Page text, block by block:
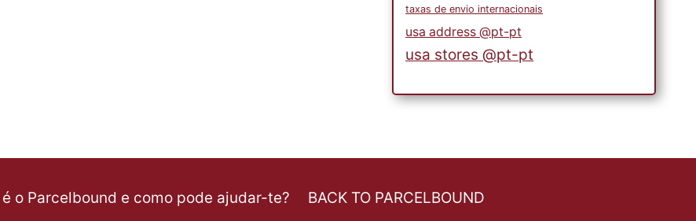
taxas de envio internacionais
usa address @pt-pt
usa stores @pt-pt
é o Parcelbound e como pode ajudar-te? BACK TO PARCELBOUND